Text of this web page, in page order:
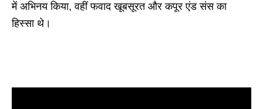
में अभिनय किया, वहीं फवाद खूबसूरत और कपूर एंड संस का
हिस्सा थे।